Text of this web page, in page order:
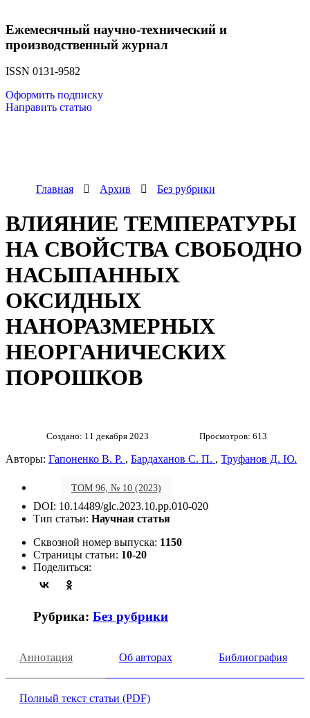
Ежемесячный научно-технический и
производственный журнал
ISSN 0131-9582
Оформить подписку
Направить статью
Главная Архив Без рубрики
ВЛИЯНИЕ ТЕМПЕРАТУРЫ
НА СВОЙСТВА СВОБОДНО
НАСЫПАННЫХ
ОКСИДНЫХ
НАНОРАЗМЕРНЫХ
НЕОРГАНИЧЕСКИХ
ПОРОШКОВ
Создано: 11 декабря 2023 Просмотров: 613
Авторы: Гапоненко В. Р. , Бардаханов С. П. , Труфанов Д. Ю.
ТОМ 96, № 10 (2023)
DOI: 10.14489/glc.2023.10.pp.010-020
Тип статьи: Научная статья
Сквозной номер выпуска: 1150
Страницы статьи: 10-20
Поделиться:
Рубрика: Без рубрики
Аннотация Об авторах Библиография
Полный текст статьи (PDF)